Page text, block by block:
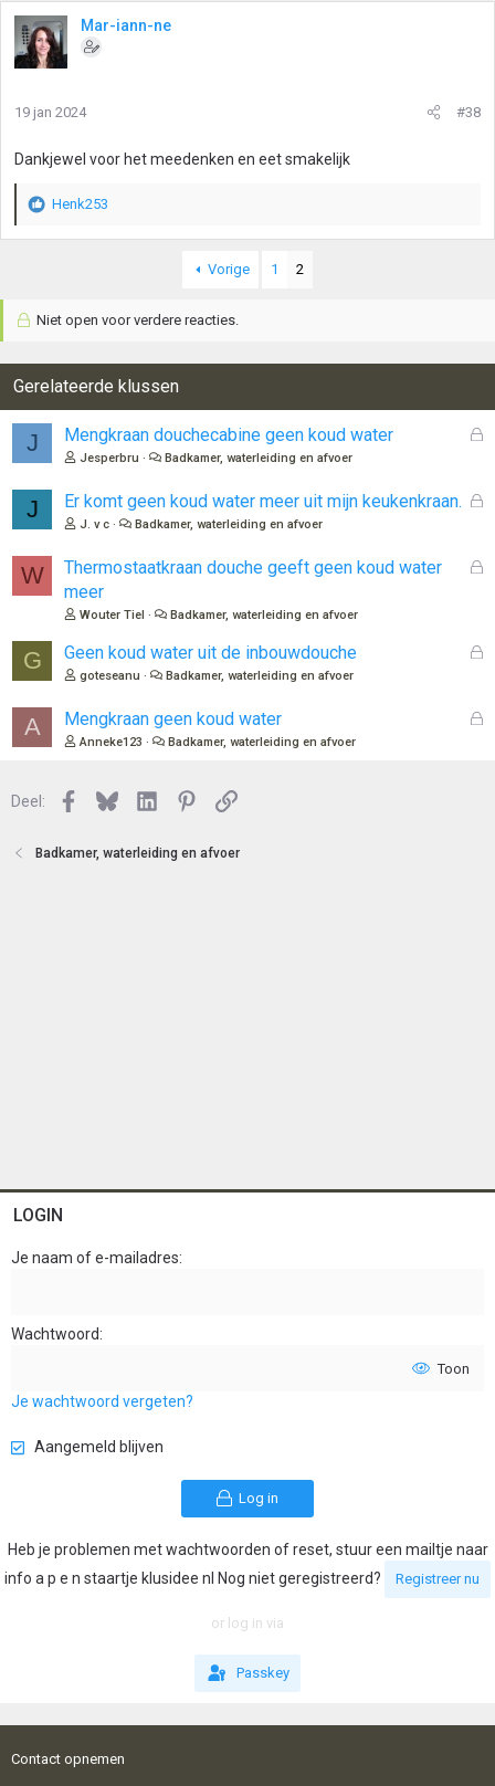
Mar-iann-ne
19 jan 2024 #38
Dankjewel voor het meedenken en eet smakelijk
W
e
r
g
e
n
:
Henk253
Vorige 1 2
Niet open voor verdere reacties.
Gerelateerde klussen
J
G
n
Mengkraan douchecabine geen koud water
Jesperbru Badkamer, waterleiding en afvoer
J
G
Er komt geen koud water meer uit mijn keukenkraan.
J. v c Badkamer, waterleiding en afvoer
W
G
o
Thermostaatkraan douche geeft geen koud water
meer
Wouter Tiel Badkamer, waterleiding en afvoer
G
G
Geen koud water uit de inbouwdouche
goteseanu Badkamer, waterleiding en afvoer
A
G
Mengkraan geen koud water
Anneke123 Badkamer, waterleiding en afvoer
Deel: Facebook
BlueskyLinkedInPinterest
Link
Badkamer, waterleiding en afvoer
LOGIN
Je naam of e-mailadres
Wachtwoord
Toon
Je wachtwoord vergeten?
Aangemeld blijven
Log in
Heb je problemen met wachtwoorden of reset, stuur een mailtje naar
info a p e n staartje klusidee nl Nog niet geregistreerd?
Registreer nu
or log in via
Passkey
Contact opnemen